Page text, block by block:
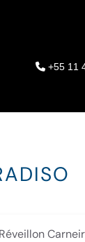
+55 11
Réveillon